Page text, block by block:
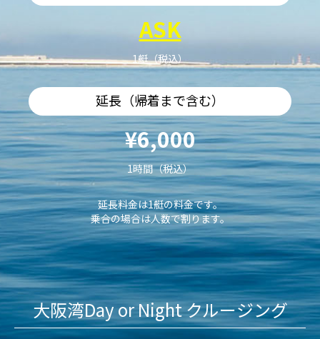
ASK
1艇（税込）
延長（帰着まで含む）
¥6,000
1時間（税込）
延長料金は1艇の料金です。
乗合の場合は人数で割ります。
大阪湾Day or Night クルージング